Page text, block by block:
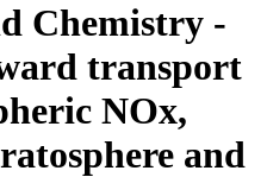
Chemistry -
transport
NOx,
and